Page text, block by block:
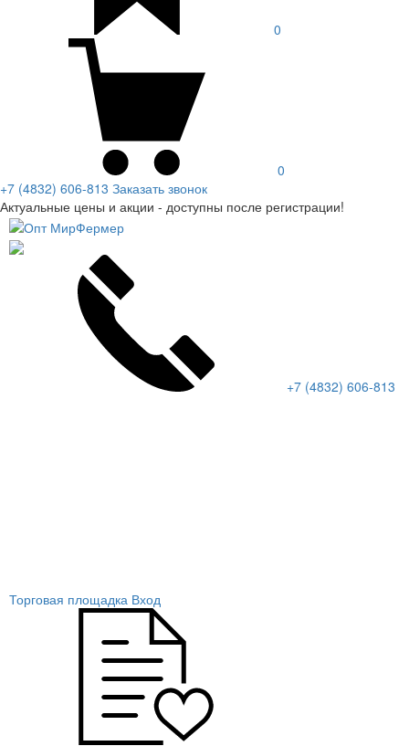
0
0
+7 (4832) 606-813 Заказать звонок
Актуальные цены и акции - доступны после регистрации!
+7 (4832) 606-813
Торговая площадка Вход